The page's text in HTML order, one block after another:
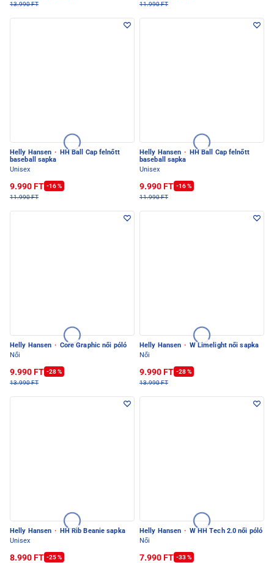
13.990 FT
11.990 FT
Helly Hansen ·
HH Ball Cap felnőtt
baseball sapka
Unisex
9.990 FT -16 %
11.990 FT
Helly Hansen ·
HH Ball Cap felnőtt
baseball sapka
Unisex
9.990 FT -16 %
11.990 FT
Helly Hansen · Core Graphic női póló
Női
9.990 FT -28 %
13.990 FT
Helly Hansen · W Limelight női sapka
Női
9.990 FT -28 %
13.990 FT
Helly Hansen ·
HH Rib Beanie sapka
Unisex
8.990 FT -25 %
Helly Hansen · W HH Tech 2.0 női póló
Női
7.990 FT -33 %